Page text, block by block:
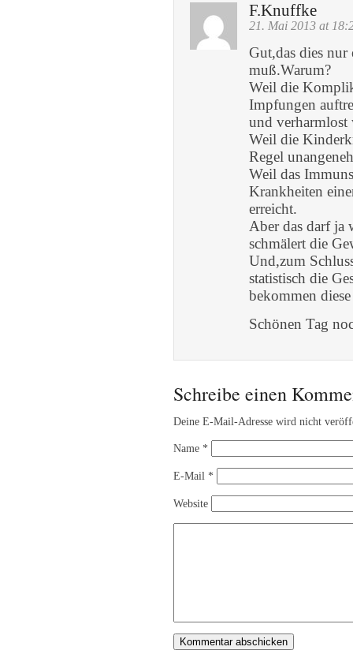
F.Knuffke
21. Mai 2013 at
Gut,das dies
muß.Warum?
Weil die
Impfungen
und verharmlost
Weil die
Regel
Weil das
Krankheiten
erreicht.
Aber das darf ja
schmälert die
Und,zum
statistisch die
bekommen
Schönen Tag
Schreibe einen
Deine E-Mail-Adresse wird nicht
Name *
E-Mail *
Website